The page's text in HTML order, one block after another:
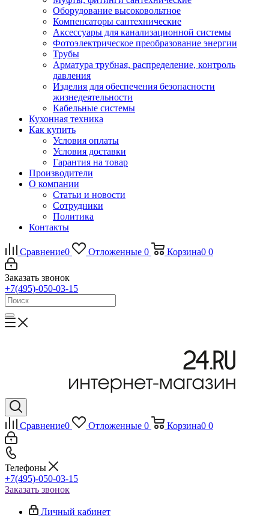
Оборудование высоковольтное
Компенсаторы сантехнические
Аксессуары для канализационной системы
Фотоэлектрическое преобразование энергии
Трубы
Арматура трубная, распределение, контроль
давления
Изделия для обеспечения безопасности
жизнедеятельности
Кабельные системы
Кухонная техника
Как купить
Условия оплаты
Условия доставки
Гарантия на товар
Производители
О компании
Статьи и новости
Сотрудники
Политика
Контакты
Сравнение0 Отложенные 0 Корзина0 0
Заказать звонок
+7(495)-050-03-15
Сравнение0 Отложенные 0 Корзина0 0
Телефоны
+7(495)-050-03-15
Заказать звонок
Личный кабинет